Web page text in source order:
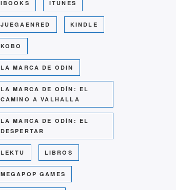
IBOOKS ITUNES
JUEGAENRED KINDLE
KOBO
LA MARCA DE ODIN
LA MARCA DE ODÍN: EL
CAMINO A VALHALLA
LA MARCA DE ODÍN: EL
DESPERTAR
LEKTU LIBROS
MEGAPOP GAMES